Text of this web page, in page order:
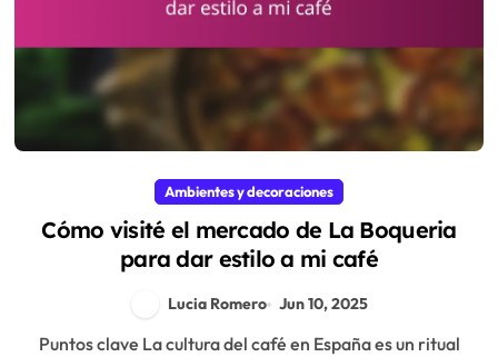
Ambientes y decoraciones
Cómo visité el mercado de La Boqueria
para dar estilo a mi café
Lucia Romero Jun 10, 2025
Puntos clave La cultura del café en España es un ritual